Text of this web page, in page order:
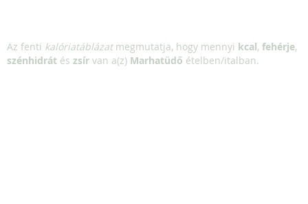
Az fenti kalóriatáblázatmegmutatja, hogy mennyi kcal, fehérje,
szénhidrát és zsír van a(z) Marhatüdő ételben/italban.